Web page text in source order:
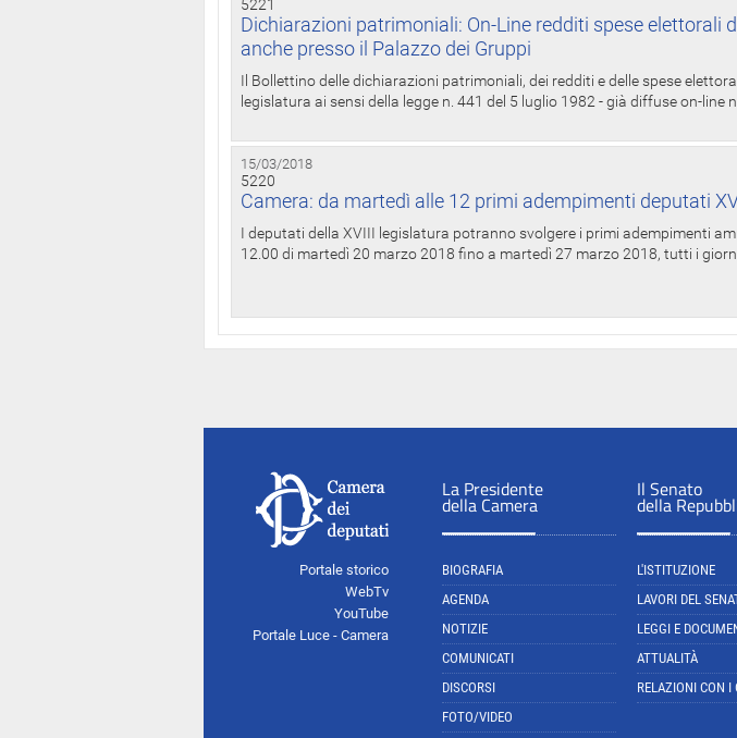
5221
Dichiarazioni patrimoniali: On-Line redditi spese elettorali
anche presso il Palazzo dei Gruppi
Il Bollettino delle dichiarazioni patrimoniali, dei redditi e delle spese
legislatura ai sensi della legge n. 441 del 5 luglio 1982 - già diffuse on-line
15/03/2018
5220
Camera: da martedì alle 12 primi adempimenti deputati
I deputati della XVIII legislatura potranno svolgere i primi adempimenti
12.00 di martedì 20 marzo 2018 fino a martedì 27 marzo 2018, tutti i
Portale storico
WebTv
YouTube
Portale Luce - Camera
La Presidente
della Camera
BIOGRAFIA
AGENDA
NOTIZIE
COMUNICATI
DISCORSI
FOTO/VIDEO
Il Senato
della
L'ISTITUZIONE
LAVORI DEL
LEGGI E
ATTUALITÀ
RELAZIONI CON I